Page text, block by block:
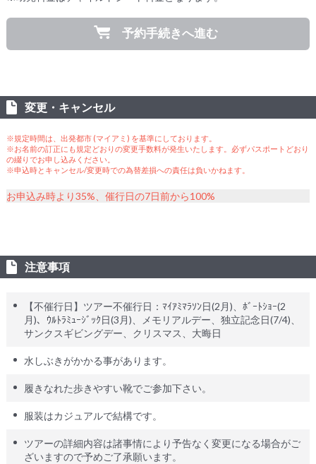
予約手続きへ進む
変更・キャンセル
※規定時間は、出発都市 (マイアミ) を基準にしております。
※お名前の訂正にも規定どおりの変更手数料が発生いたします。必ずパスポートどおり
の綴りでお申し込みください。
※申込時とキャンセル/変更時での為替差損への責任は負いかねます。
お申込み時より35%、催行日の7日前から100%
注意事項
【不催行日】ツアー不催行日：ﾏｲｱﾐﾏﾗｿﾝ日(2月)、ﾎﾞｰﾄｼｮｰ(2
月)、ｳﾙﾄﾗﾐｭｰｼﾞｯｸ日(3月)、メモリアルデー、独立記念日(7/4)、
サンクスギビングデー、クリスマス、大晦日
水しぶきがかかる事があります。
履きなれた歩きやすい靴でご参加下さい。
服装はカジュアルで結構です。
ツアーの詳細内容は諸事情により予告なく変更になる場合がご
ざいますので予めご了承願います。